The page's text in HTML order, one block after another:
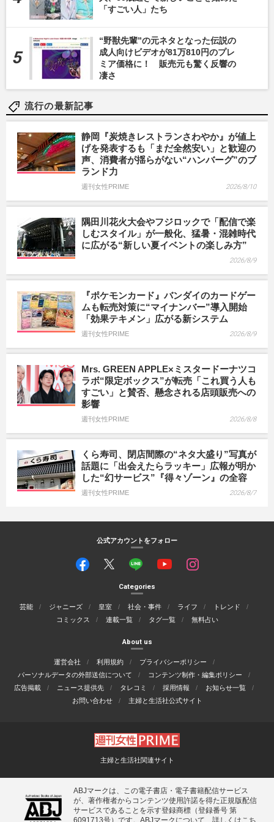
「すごい人」たち
“野獣先輩”の元ネタとなった伝説の
成人向けビデオが81万810円のプレ
ミア価格に！ 販売元も驚く反響の
凄さ
流行の最新記事
静岡『炭焼きレストランさわやか』が値上
げを発表するも「まだ全然安い」と歓迎の
声、消費者が揺らがない“ハンバーグ”のブ
ランド力
週刊女性PRIME 2026/8/10
隅田川花火大会やフジロックで「配信で楽
しむスタイル」が一般化、猛暑・混雑時代
に広がる“新しい夏イベントの楽しみ方”
2026/8/9
『ポケモンカード』バンダイのカードゲー
ムも転売対策に“マイナンバー”導入開始
「効果テキメン」広がる新システム
週刊女性PRIME 2026/8/9
Mrs. GREEN APPLE×ミスタードーナツコ
ラボ“限定ボックス”が転売「これ買う人も
すごい」と賛否、懸念される店頭販売への
影響
週刊女性PRIME 2026/8/8
くら寿司、閉店間際の“ネタ大盛り”写真が
話題に「出会えたらラッキー」広報が明か
した“幻サービス”『得々ゾーン』の全容
週刊女性PRIME 2026/8/7
公式アカウントをフォロー
Categories
芸能 ジャニーズ 皇室 社会・事件 ライフ
トレンド
コミックス
連載一覧 タグ一覧 無料占い
About us
運営会社 利用規約
プライバシーポリシー
パーソナルデータの外部送信について
コンテンツ制作・編集ポリシー
広告掲載
ニュース提供先 タレコミ 採用情報
お知らせ一覧
お問い合わせ
主婦と生活社公式サイト
主婦と生活社関連サイト
ABJマークは、この電子書店・電子書籍配信サービス
が、著作権者からコンテンツ使用許諾を得た正規版配信
サービスであることを示す登録商標（登録番号 第
6091713号）です。ABJマークについて、詳しくはこち